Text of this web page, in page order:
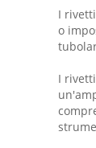
I
o
I